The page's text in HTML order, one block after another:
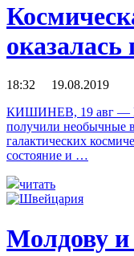
оказалась
18:32 19.08.2019
КИШИНЕВ, 19 авг —
получили необычные
галактических
состояние и …
читать
Молдову